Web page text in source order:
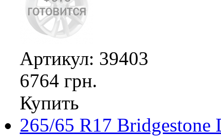
Артикул: 39403
6764 грн.
Купить
265/65 R17